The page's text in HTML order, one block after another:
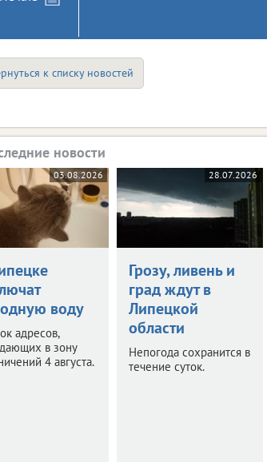
к списку новостей
новости
03.08.2026
воду
адресов,
в зону
4 августа.
28.07.2026
Грозу, ливень и
град ждут в
Липецкой
области
Непогода сохранится в
течение суток.